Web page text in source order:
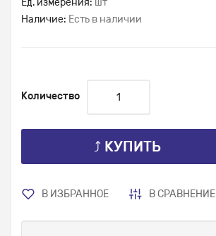
Ед. измерения: шт
Наличие: Есть в наличии
Количество
⤴ КУПИТЬ
В ИЗБРАННОЕ В СРАВНЕНИЕ